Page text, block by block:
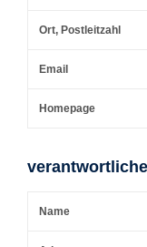
Ort, Postleitzahl
Email
Homepage
Name